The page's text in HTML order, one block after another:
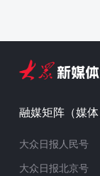
融媒矩阵（媒体
大众日报人民号
大众日报北京号